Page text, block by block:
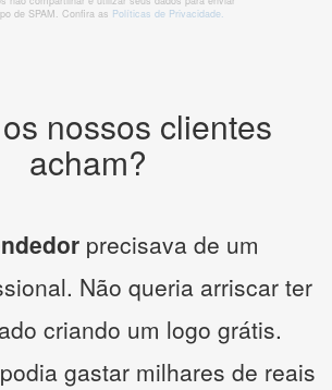
de SPAM. Confira as Políticas de Privacidade.
nossos clientes
acham?
precisava de um
Não queria arriscar ter
criando um logo grátis.
gastar milhares de reais